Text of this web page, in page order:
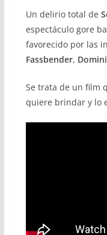
Un delirio total de
espectáculo gore
favorecido por las
Fassbender,
Se trata de un film
quiere brindar y lo